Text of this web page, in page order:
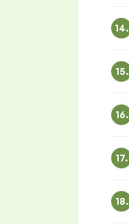
14.
15.
16.
17.
18.